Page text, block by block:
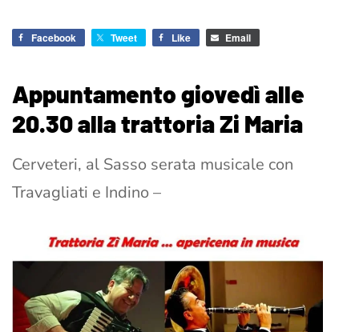
Facebook Tweet Like Email
Appuntamento giovedì alle
20.30 alla trattoria Zi Maria
Cerveteri, al Sasso serata musicale con
Travagliati e Indino –